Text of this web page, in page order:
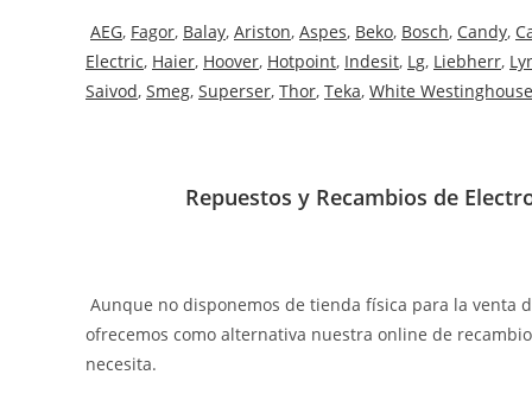
AEG, Fagor, Balay, Ariston, Aspes, Beko, Bosch, Candy,
Electric, Haier, Hoover, Hotpoint, Indesit, Lg, Liebherr,
Saivod, Smeg, Superser, Thor, Teka, White Westinghouse
Repuestos y Recambios de
Aunque no disponemos de tienda física para la venta
ofrecemos como alternativa nuestra online de
necesita.